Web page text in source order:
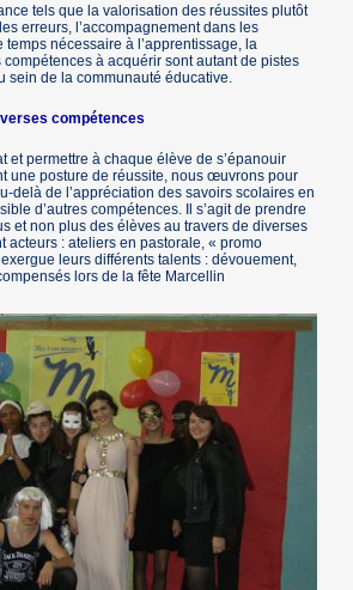
tels que la valorisation des réussites plutôt
erreurs, l’accompagnement dans les
nécessaire à l’apprentissage, la
à acquérir sont autant de pistes
sein de la communauté éducative.
compétences
et permettre à chaque élève de s’épanouir
une posture de réussite, nous œuvrons pour
delà de l’appréciation des savoirs scolaires en
d’autres compétences. Il s’agit de prendre
et non plus des élèves au travers de diverses
acteurs : ateliers en pastorale, « promo
leurs différents talents : dévouement,
lors de la fête Marcellin